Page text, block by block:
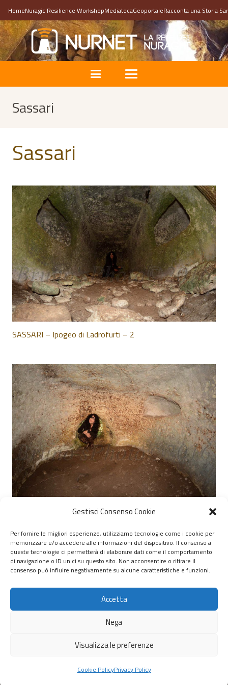
Gestisci Consenso Cookie
Per fornire le migliori esperienze, utilizziamo tecnologie come i cookie per
memorizzare e/o accedere alle informazioni del dispositivo. Il consenso a
queste tecnologie ci permetterà di elaborare dati come il comportamento
di navigazione o ID unici su questo sito. Non acconsentire o ritirare il
consenso può influire negativamente su alcune caratteristiche e funzioni.
Accetta
Nega
Visualizza le preferenze
Cookie PolicyPrivacy Policy
HomeNuragic Resilience WorkshopMediatecaGeoportaleRacconta una Storia
Sassari
Sassari
SASSARI – Ipogeo di Ladrofurti – 2
Sassari – Ipogeo Ladrofurti – 1
© 2020 – 2026 Nurnet – La rete dei Nuraghi – webdesign:
antoniopalumbo.it
Home